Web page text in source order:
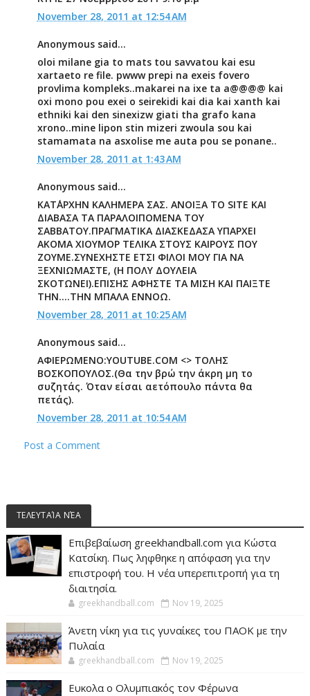
November 28, 2011 at 12:54 AM
Anonymous said...
oloi milane gia to mats tou savvatou kai esu
xartaeto re file. pwww prepi na exeis fovero
provlima kompleks..makarei na ixe ta a@@@@ kai
oxi mono pou exei o seirekidi kai dia kai xanth kai
ethniki kai den sinexizw giati tha grafo kana
xrono..mine lipon stin mizeri zwoula sou kai
stamamata na asxolise me auta pou se ponane..
November 28, 2011 at 1:43 AM
Anonymous said...
ΚΑΤ΄ΑΡΧΗΝ ΚΑΛΗΜΕΡΑ ΣΑΣ. ΑΝΟΙΞΑ ΤΟ SITE ΚΑΙ
ΔΙΑΒΑΣΑ ΤΑ ΠΑΡΑΛΟΙΠΟΜΕΝΑ ΤΟΥ
ΣΑΒΒΑΤΟΥ.ΠΡΑΓΜΑΤΙΚΑ ΔΙΑΣΚΕΔΑΣΑ ΥΠΑΡΧΕΙ
ΑΚΟΜΑ ΧΙΟΥΜΟΡ ΤΕΛΙΚΑ ΣΤΟΥΣ ΚΑΙΡΟΥΣ ΠΟΥ
ΖΟΥΜΕ.ΣΥΝΕΧΗΣΤΕ ΕΤΣΙ ΦΙΛΟΙ ΜΟΥ ΓΙΑ ΝΑ
ΞΕΧΝΙΩΜΑΣΤΕ, (Η ΠΟΛΥ ΔΟΥΛΕΙΑ
ΣΚΟΤΩΝΕΙ).ΕΠΙΣΗΣ ΑΦΗΣΤΕ ΤΑ ΜΙΣΗ ΚΑΙ ΠΑΙΞΤΕ
ΤΗΝ....ΤΗΝ ΜΠΑΛΑ ΕΝΝΟΩ.
November 28, 2011 at 10:25 AM
Anonymous said...
ΑΦΙΕΡΩΜΕΝΟ:YOUTUBE.COM <> ΤΟΛΗΣ
ΒΟΣΚΟΠΟΥΛΟΣ.(Θα την βρώ την άκρη μη το
συζητάς. Όταν είσαι αετόπουλο πάντα θα
πετάς).
November 28, 2011 at 10:54 AM
Post a Comment
ΤΕΛΕΥΤΑΊΑ ΝΈΑ
Επιβεβαίωση greekhandball.com για Κώστα
Κατσίκη. Πως ληφθηκε η απόφαση για την
επιστροφή του. Η νέα υπερεπιτροπή για τη
διαιτησία.
greekhandball.com Nov 19, 2025
Άνετη νίκη για τις γυναίκες του ΠΑΟΚ με την
Πυλαία
greekhandball.com Nov 19, 2025
Ευκολα ο Ολυμπιακός τον Φέρωνα